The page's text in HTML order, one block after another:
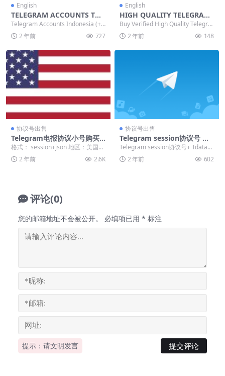
English
TELEGRAM ACCOUNTS TDA
TA, SESSION+JSON, OR LOG
IN CODE | START FROM $0.
35
Telegram Accounts Indonesia (+6
2), USA (...
2 年前 727
English
HIGH QUALITY TELEGRAM
ACCOUNTS AUTOMATED S
HOPPING TDATA, SESSION
| FAST & SAFE
Buy Verified High Quality Telegra
m Accou...
2 年前 148
协议号出售
Telegram电报协议小号购买
(+1)TG协议号 session批发出
售
格式： session+json 地区：美国
（+1） 零售价：20个起 = ...
2 年前 2.6K
协议号出售
Telegram session协议号 批
发出售 各国报价
Telegram session协议号+ Tdata直
登号 各国价格表 以下为表...
2 年前 602
评论(0)
提示：请文明发言
您的邮箱地址不会被公开。 必填项已用 * 标注